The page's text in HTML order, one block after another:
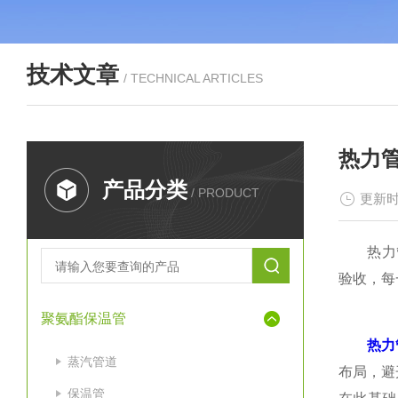
技术文章 / TECHNICAL ARTICLES
产品分类 / PRODUCT
聚氨酯保温管
蒸汽管道
保温管
热力
更新
热力管
验收，
热
布局，